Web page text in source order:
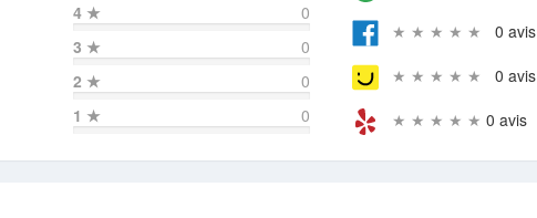
4 ★
0
3 ★
0
2 ★
0
1 ★ 0
★ ★ ★ ★ ★ 0 avis
★ ★ ★ ★ ★ 0 avis
★ ★ ★ ★ ★ 0 avis